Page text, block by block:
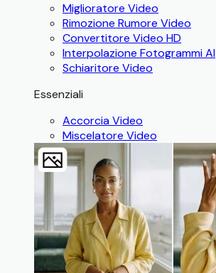
Miglioratore Video
Rimozione Rumore Video
Convertitore Video HD
Interpolazione Fotogrammi AI
Schiaritore Video
Essenziali
Accorcia Video
Miscelatore Video